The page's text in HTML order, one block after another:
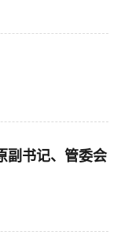
副书记、管委会